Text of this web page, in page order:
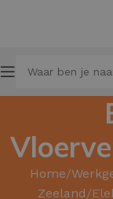
Home
Zeeland